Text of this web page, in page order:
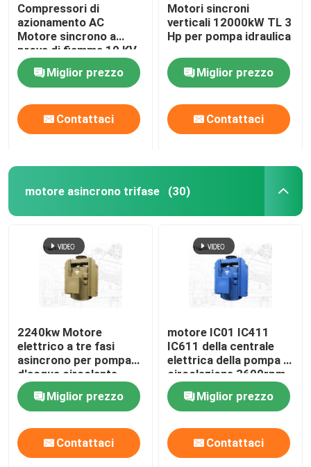
Compressori di
azionamento AC
Motore sincrono a
prova di fiamma 10 KV
Motore elettrico
Miglior prezzo
Contattaci
Motori sincroni
verticali 12000kW TL 3
Hp per pompa idraulica
Miglior prezzo
Contattaci
motore asincrono trifase (30)
2240kw Motore
elettrico a tre fasi
asincrono per pompa
d'acqua circolante
Miglior prezzo
Contattaci
motore IC01 IC411
IC611 della centrale
elettrica della pompa di
circolazione 3600rpm
Miglior prezzo
Contattaci